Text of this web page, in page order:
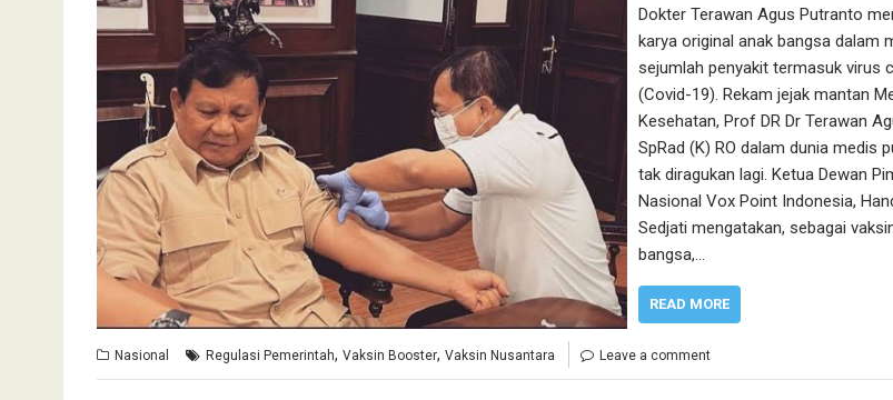
Dokter Terawan Agus Putranto
karya original anak bangsa dalam
sejumlah penyakit termasuk virus
(Covid-19). Rekam jejak mantan
Kesehatan, Prof DR Dr Terawan
SpRad (K) RO dalam dunia medis
tak diragukan lagi. Ketua Dewan
Nasional Vox Point Indonesia,
Sedjati mengatakan, sebagai
bangsa,…
READ MORE
Nasional Regulasi Pemerintah, Vaksin Booster, Vaksin Nusantara Leave a comment